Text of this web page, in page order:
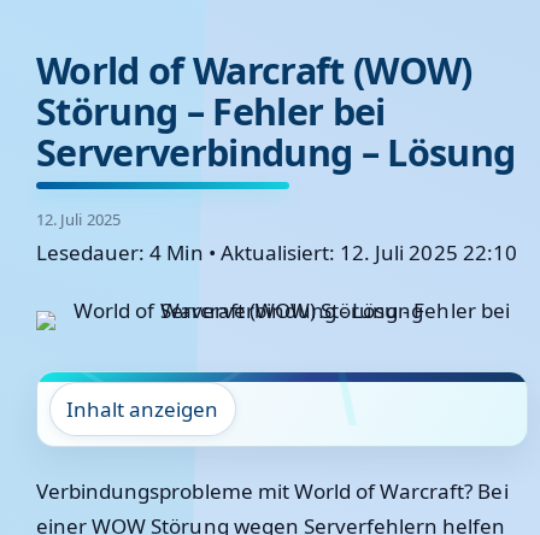
World of Warcraft (WOW)
Störung – Fehler bei
Serververbindung – Lösung
12. Juli 2025
Lesedauer: 4 Min • Aktualisiert: 12. Juli 2025 22:10
Inhalt anzeigen
Verbindungsprobleme mit World of Warcraft? Bei
einer WOW Störung wegen Serverfehlern helfen